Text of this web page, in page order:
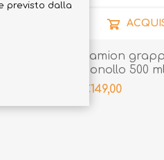
Camion
bonollo 500
€149,00
previsto dalla